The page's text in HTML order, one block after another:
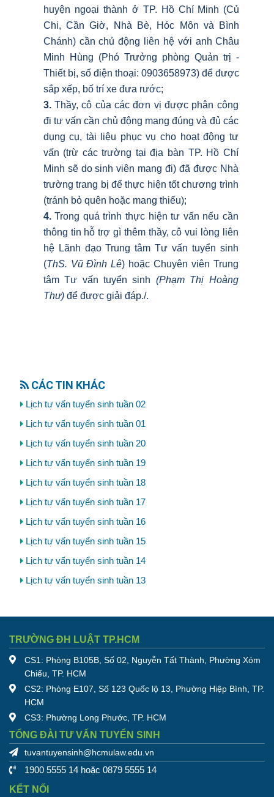
huyện ngoại thành ở TP. Hồ Chí Minh (Củ
Chi, Cần Giờ, Nhà Bè, Hóc Môn và Bình
Chánh) cần chủ động liên hệ với anh Châu
Minh Hùng (Phó Trưởng phòng Quản trị -
Thiết bị, số điện thoại: 0903658973) để được
sắp xếp, bố trí xe đưa rước;
3.Thầy, cô của các đơn vị được phân công
đi tư vấn cần chủ động mang đúng và đủ các
dụng cụ, tài liệu phục vụ cho hoạt động tư
vấn (trừ các trường tại địa bàn TP. Hồ Chí
Minh sẽ do sinh viên mang đi) đã được Nhà
trường trang bị để thực hiện tốt chương trình
(tránh bỏ quên hoặc mang thiếu);
4.Trong quá trình thực hiện tư vấn nếu cần
thông tin hỗ trợ gì thêm thầy, cô vui lòng liên
hệ Lãnh đạo Trung tâm Tư vấn tuyển sinh
(ThS. Vũ Đình Lê) hoặc Chuyên viên Trung
tâm Tư vấn tuyển sinh (Phạm Thị Hoàng
Thư) để được giải đáp./.
CÁC TIN KHÁC
Lịch tư vấn tuyển sinh tuần 02
Lịch tư vấn tuyển sinh tuần 01
Lịch tư vấn tuyển sinh tuần 20
Lịch tư vấn tuyển sinh tuần 19
Lịch tư vấn tuyển sinh tuần 18
Lịch tư vấn tuyển sinh tuần 17
Lịch tư vấn tuyển sinh tuần 16
Lịch tư vấn tuyển sinh tuần 15
Lịch tư vấn tuyển sinh tuần 14
Lịch tư vấn tuyển sinh tuần 13
TRƯỜNG ĐH LUẬT TP.HCM
CS1: Phòng B105B, Số 02, Nguyễn Tất Thành, Phường Xóm
Chiếu, TP. HCM
CS2: Phòng E107, Số 123 Quốc lộ 13, Phường Hiệp Bình, TP.
HCM
CS3: Phường Long Phước, TP. HCM
TỔNG ĐÀI TƯ VẤN TUYỂN SINH
tuvantuyensinh@hcmulaw.edu.vn
1900 5555 14 hoặc 0879 5555 14
KẾT NỐI